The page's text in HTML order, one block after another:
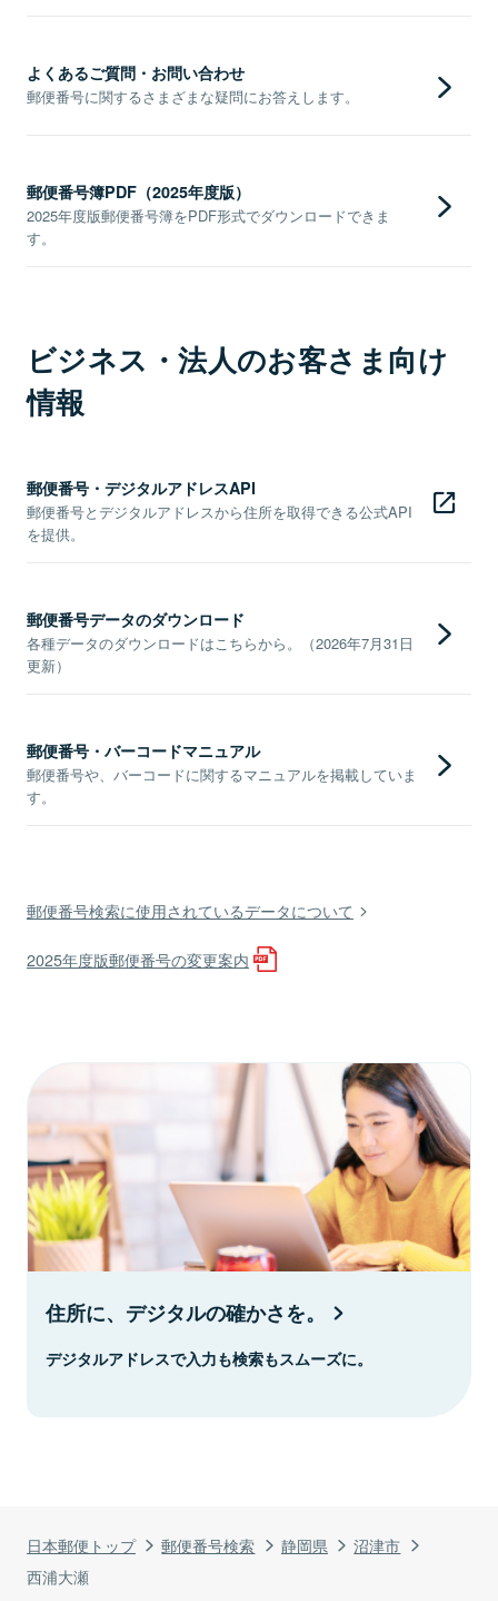
日本郵便トップ 郵便番号検索 静岡県
沼津市
西浦大瀬
よくあるご質問・お問い合わせ
郵便番号に関するさまざまな疑問にお答えします。
郵便番号簿PDF（2025年度版）
2025年度版郵便番号簿をPDF形式でダウンロードできま
す。
ビジネス・法人のお客さま向け
情報
郵便番号・デジタルアドレスAPI
郵便番号とデジタルアドレスから住所を取得できる公式API
を提供。
郵便番号データのダウンロード
各種データのダウンロードはこちらから。（2026年7月31日
更新）
郵便番号・バーコードマニュアル
郵便番号や、バーコードに関するマニュアルを掲載していま
す。
郵便番号検索に使用されているデータについて
2025年度版郵便番号の変更案内
住所に、デジタルの確かさを。
デジタルアドレスで入力も検索もスムーズに。